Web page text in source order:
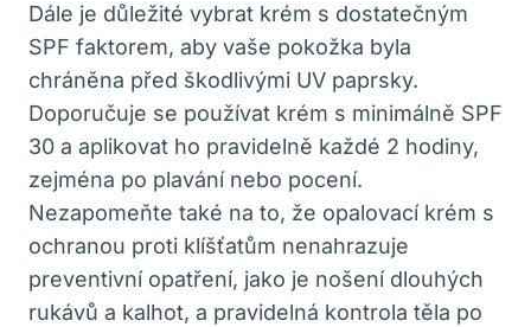
Dále je důležité vybrat krém s dostatečným
SPF faktorem, aby vaše pokožka byla
chráněna před škodlivými UV paprsky.
Doporučuje se používat krém s minimálně SPF
30 a aplikovat ho pravidelně každé 2 hodiny,
zejména po plavání nebo pocení.
Nezapomeňte také na to, že opalovací krém s
ochranou proti klíšťatům nenahrazuje
preventivní opatření, jako je nošení dlouhých
rukávů a kalhot, a pravidelná kontrola těla po